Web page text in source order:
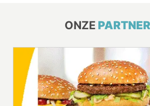
ONZE